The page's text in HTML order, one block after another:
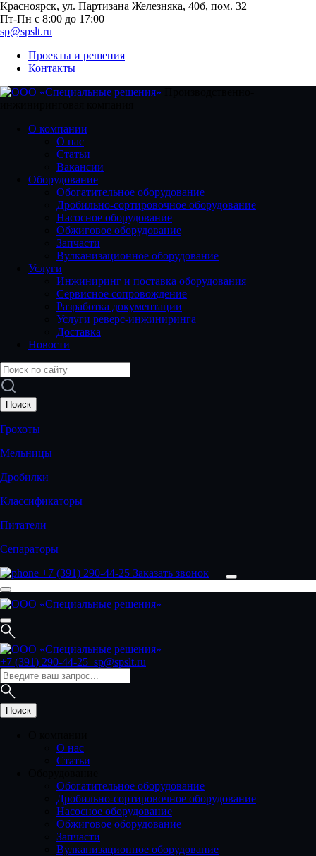
Красноярск, ул. Партизана Железняка, 40б, пом. 32
Пт-Пн с 8:00 до 17:00
sp@spslt.ru
Проекты и решения
Контакты
О компании
О нас
Статьи
Вакансии
Оборудование
Обогатительное оборудование
Дробильно-сортировочное оборудование
Насосное оборудование
Обжиговое оборудование
Запчасти
Вулканизационное оборудование
Услуги
Инжиниринг и поставка оборудования
Сервисное сопровождение
Разработка документации
Услуги реверс-инжиниринга
Доставка
Новости
Грохоты
Мельницы
Дробилки
Классификаторы
Питатели
Сепараторы
+7 (391) 290-44-25 Заказать звонок
+7 (391) 290-44-25 sp@spslt.ru
О нас
Статьи
Обогатительное оборудование
Дробильно-сортировочное оборудование
Насосное оборудование
Обжиговое оборудование
Запчасти
Вулканизационное оборудование